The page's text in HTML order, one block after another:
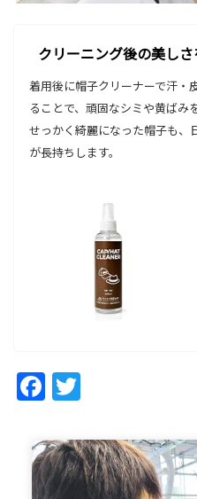
クリーニング後の美し
着用後に帽子クリーナーで汗・
ることで、頑固なシミや黄ばみ
せっかく綺麗になった帽子も、
が長持ちします。
Facebook